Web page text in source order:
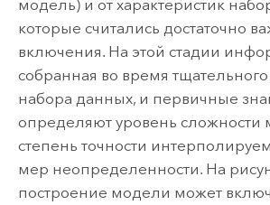
модель) и от характеристик
которые считались достаточно
включения. На этой стадии
собранная во время
набора данных, и первичные
определяют уровень сложности
степень точности
мер неопределенности. На
построение модели может